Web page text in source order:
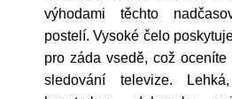
výhodami těchto
postelí. Vysoké čelo
pro záda vsedě, což
sledování televize.